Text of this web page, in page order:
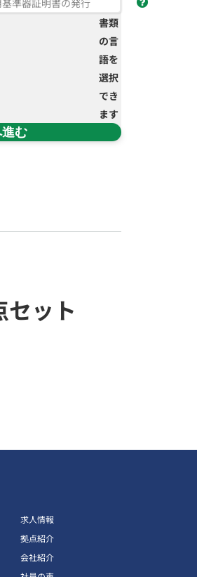
書類
の言
語を
選択
でき
ます
む
セット
求人情報
拠点紹介
会社紹介